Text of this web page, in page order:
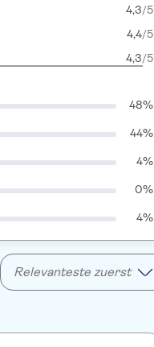
4,3/5
4,4/5
4,3/5
48%
44%
4%
0%
4%
Relevanteste zuerst